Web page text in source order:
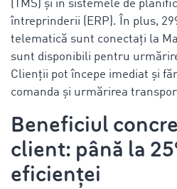
(TMS) și în sistemele de
întreprinderii (ERP). În plus,
telematică sunt conectați la
sunt disponibili pentru
Clienții pot începe imediat și
comanda și urmărirea
Beneficiul
client: până la
eficienței